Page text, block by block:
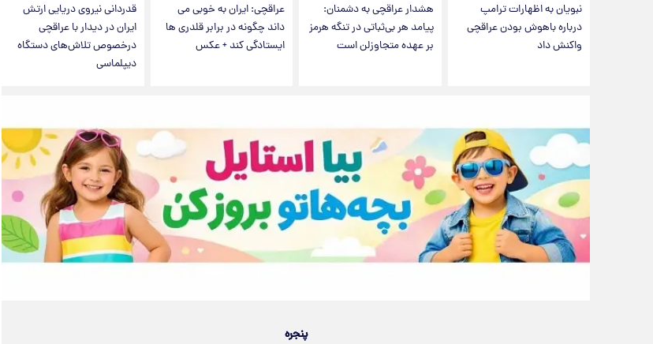
نبویان به اظهارات ترامپ
درباره باهوش بودن عراقچی
واکنش داد
هشدار عراقچی به دشمنان:
پیامد هر بی‌ثباتی در تنگه هرمز
بر عهده متجاوزلن است
عراقچی: ایران به خوبی می
داند چگونه در برابر قلدری ها
ایستادگی کند + عکس
قدردانی نیروی دریایی ارتش
ایران در دیدار با عراقچی
درخصوص تلاش‌های دستگاه
دیپلماسی
پنجره